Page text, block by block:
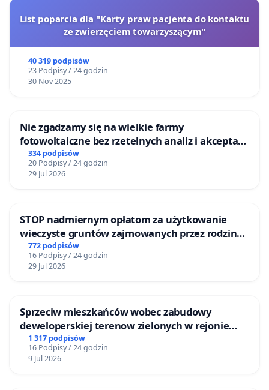
List poparcia dla "Karty praw pacjenta do kontaktu
ze zwierzęciem towarzyszącym"
40 319 podpisów
23 Podpisy / 24 godzin
30 Nov 2025
Nie zgadzamy się na wielkie farmy
fotowoltaiczne bez rzetelnych analiz i akceptacji
mieszkańców
334 podpisów
20 Podpisy / 24 godzin
29 Jul 2026
STOP nadmiernym opłatom za użytkowanie
wieczyste gruntów zajmowanych przez rodzinne
ogrody działkowe.
772 podpisów
16 Podpisy / 24 godzin
29 Jul 2026
Sprzeciw mieszkańców wobec zabudowy
deweloperskiej terenow zielonych w rejonie
Bulwarów Straceńskich w Bielsku-Białej
1 317 podpisów
16 Podpisy / 24 godzin
9 Jul 2026